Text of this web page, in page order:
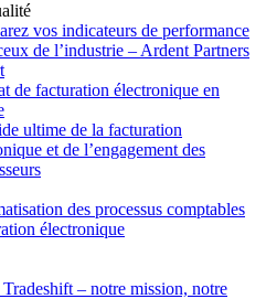
vos indicateurs de performance
de l’industrie – Ardent Partners
de facturation électronique en
ultime de la facturation
et de l’engagement des
des processus comptables
électronique
– notre mission, notre